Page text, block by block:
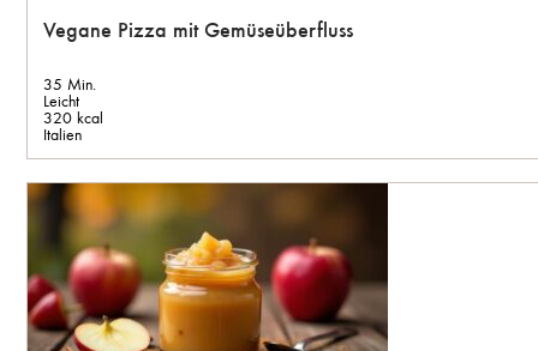
Vegane Pizza mit Gemüseüberfluss
35 Min.
Leicht
320 kcal
Italien